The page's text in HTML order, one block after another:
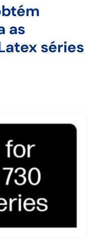
as
séries